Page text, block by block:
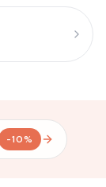
-10%